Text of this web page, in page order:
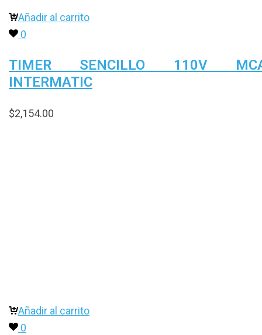
Añadir al carrito
0
TIMER SENCILLO 110V
INTERMATIC
$2,154.00
Añadir al carrito
0